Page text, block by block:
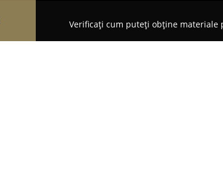
Verificați cum puteți obține materiale